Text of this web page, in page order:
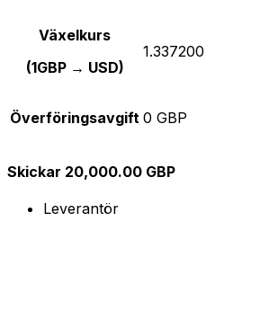
Växelkurs
(1GBP → USD)
1.337200
Överföringsavgift 0 GBP
Skickar 20,000.00 GBP
Leverantör